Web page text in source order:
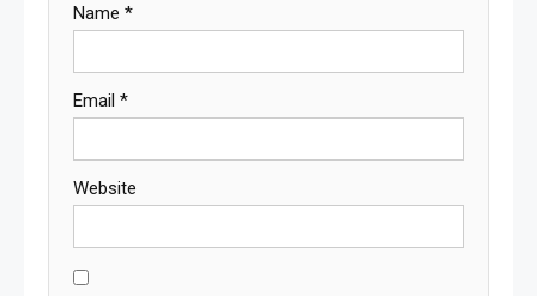
Name *
Email *
Website